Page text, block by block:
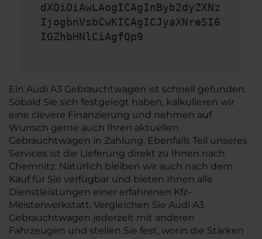
dXQiOiAwLAogICAgInByb2dyZXNz
IjogbnVsbCwKICAgICJyaXNreSI6
IGZhbHNlCiAgfQp9
Ein Audi A3 Gebrauchtwagen ist schnell gefunden.
Sobald Sie sich festgelegt haben, kalkulieren wir
eine clevere Finanzierung und nehmen auf
Wunsch gerne auch Ihren aktuellen
Gebrauchtwagen in Zahlung. Ebenfalls Teil unseres
Services ist die Lieferung direkt zu Ihnen nach
Chemnitz. Natürlich bleiben wir auch nach dem
Kauf für Sie verfügbar und bieten Ihnen alle
Dienstleistungen einer erfahrenen Kfz-
Meisterwerkstatt. Vergleichen Sie Audi A3
Gebrauchtwagen jederzeit mit anderen
Fahrzeugen und stellen Sie fest, worin die Stärken